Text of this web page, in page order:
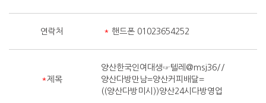
연락처 * 핸드폰 01023654252
*제목
양산한국인여대생☞텔레@msj36//
양산다방만남=양산커피배달=
((양산다방미시))양산24시다방영업